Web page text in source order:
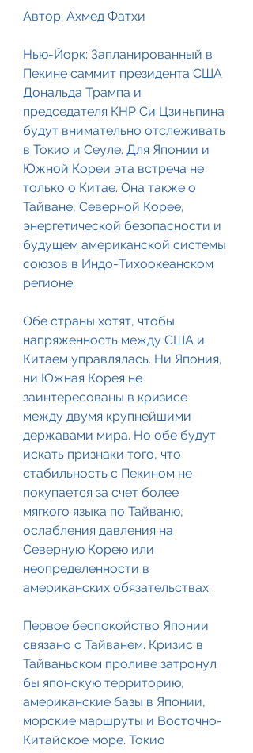
Автор: Ахмед Фатхи
Нью-Йорк: Запланированный в
Пекине саммит президента США
Дональда Трампа и
председателя КНР Си Цзиньпина
будут внимательно отслеживать
в Токио и Сеуле. Для Японии и
Южной Кореи эта встреча не
только о Китае. Она также о
Тайване, Северной Корее,
энергетической безопасности и
будущем американской системы
союзов в Индо-Тихоокеанском
регионе.
Обе страны хотят, чтобы
напряженность между США и
Китаем управлялась. Ни Япония,
ни Южная Корея не
заинтересованы в кризисе
между двумя крупнейшими
державами мира. Но обе будут
искать признаки того, что
стабильность с Пекином не
покупается за счет более
мягкого языка по Тайваню,
ослабления давления на
Северную Корею или
неопределенности в
американских обязательствах.
Первое беспокойство Японии
связано с Тайванем. Кризис в
Тайваньском проливе затронул
бы японскую территорию,
американские базы в Японии,
морские маршруты и Восточно-
Китайское море. Токио